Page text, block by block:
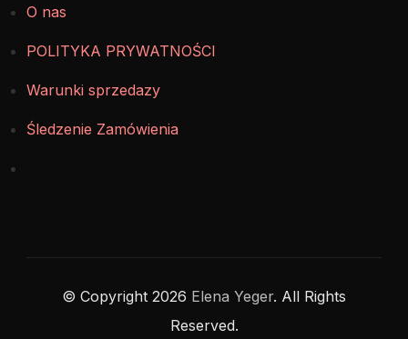
O nas
POLITYKA PRYWATNOŚCI
Warunki sprzedazy
Śledzenie Zamówienia
© Copyright 2026 Elena Yeger. All Rights
Reserved.